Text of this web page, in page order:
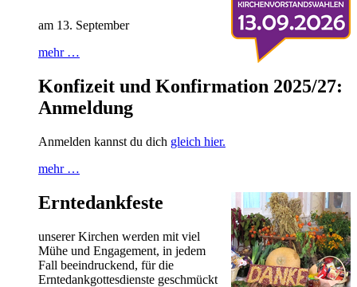
am 13. September
mehr …
Konfizeit und Konfirmation 2025/27:
Anmeldung
Anmelden kannst du dich gleich hier.
mehr …
Erntedankfeste
unserer Kirchen werden mit viel
Mühe und Engagement, in jedem
Fall beeindruckend, für die
Erntedankgottesdienste geschmückt